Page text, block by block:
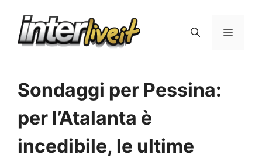
Menu
Sondaggi per Pessina:
per l’Atalanta è
incedibile, le ultime